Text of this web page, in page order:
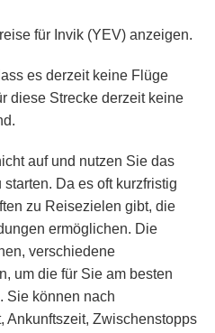
für Invik (YEV) anzeigen.
es derzeit keine Flüge
diese Strecke derzeit keine
auf und nutzen Sie das
Da es oft kurzfristig
zu Reisezielen gibt, die
ermöglichen. Die
verschiedene
um die für Sie am besten
Sie können nach
Ankunftszeit, Zwischenstopps